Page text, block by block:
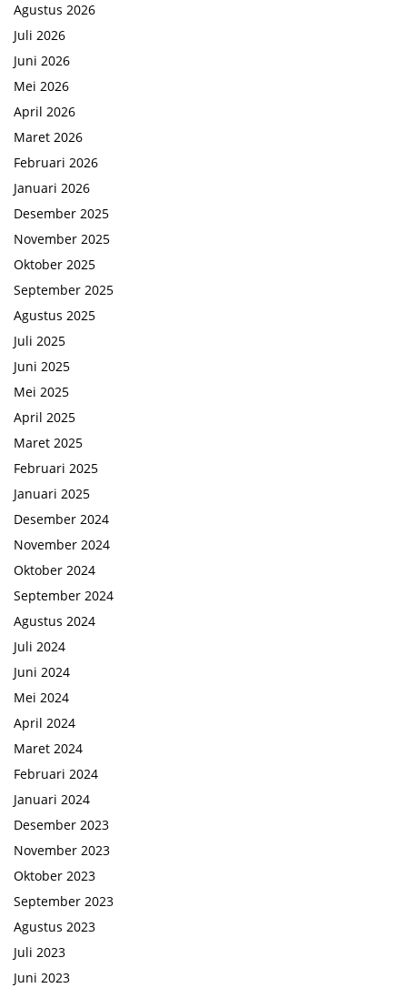
Agustus 2026
Juli 2026
Juni 2026
Mei 2026
April 2026
Maret 2026
Februari 2026
Januari 2026
Desember 2025
November 2025
Oktober 2025
September 2025
Agustus 2025
Juli 2025
Juni 2025
Mei 2025
April 2025
Maret 2025
Februari 2025
Januari 2025
Desember 2024
November 2024
Oktober 2024
September 2024
Agustus 2024
Juli 2024
Juni 2024
Mei 2024
April 2024
Maret 2024
Februari 2024
Januari 2024
Desember 2023
November 2023
Oktober 2023
September 2023
Agustus 2023
Juli 2023
Juni 2023